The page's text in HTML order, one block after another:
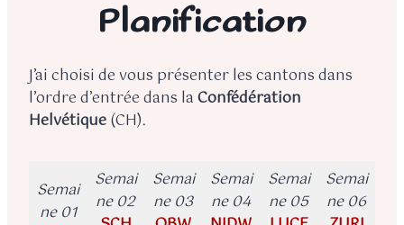
Planification
J’ai choisi de vous présenter les cantons dans
l’ordre d’entrée dans laConfédération
Helvétique(CH).
Semai
ne 01
Semai
ne 02
Semai
ne 03
Semai
ne 04
Semai
ne 05
Semai
ne 06